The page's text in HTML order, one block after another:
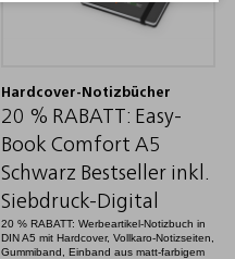
Hardcover-Notizbücher
20 % RABATT: Easy-
Book Comfort A5
Schwarz Bestseller inkl.
Siebdruck-Digital
20 % RABATT: Werbeartikel-Notizbuch in
DIN A5 mit Hardcover, Vollkaro-Notizseiten,
Gummiband, Einband aus matt-farbigem